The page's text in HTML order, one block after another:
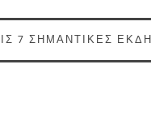
7 ΣΗΜΑΝΤΙΚΈΣ